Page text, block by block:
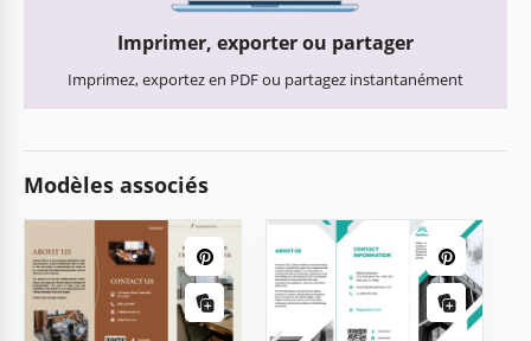
Imprimer, exporter ou partager
Imprimez, exportez en PDF ou partagez instantanément
Modèles associés